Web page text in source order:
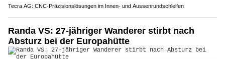
Tecra AG: CNC-Präzisionslösungen im Innen- und Aussenrundschleifen
Randa VS: 27-jähriger Wanderer stirbt nach
Absturz bei der Europahütte